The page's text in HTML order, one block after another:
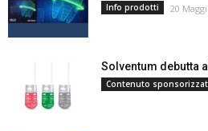
Info prodotti 20
Solventum debutta
Contenuto